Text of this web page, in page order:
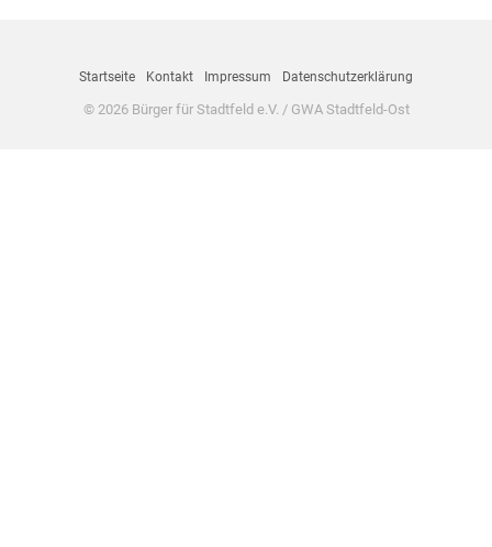
Startseite Kontakt Impressum Datenschutzerklärung
© 2026 Bürger für Stadtfeld e.V. / GWA Stadtfeld-Ost